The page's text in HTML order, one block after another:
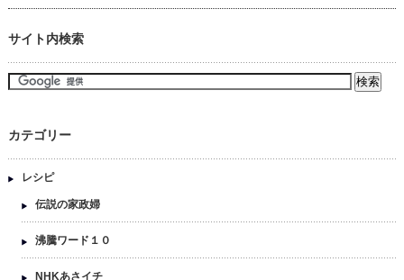
サイト内検索
カテゴリー
レシピ
伝説の家政婦
沸騰ワード１０
NHKあさイチ